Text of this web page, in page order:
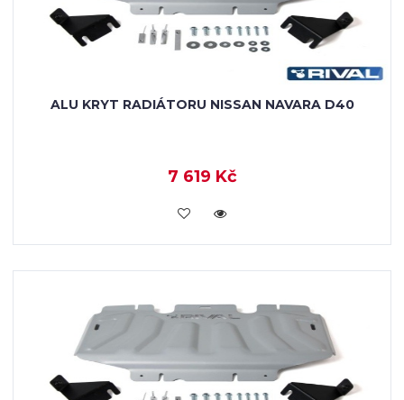
ALU KRYT RADIÁTORU NISSAN NAVARA D40
7 619 Kč
KOUPIT